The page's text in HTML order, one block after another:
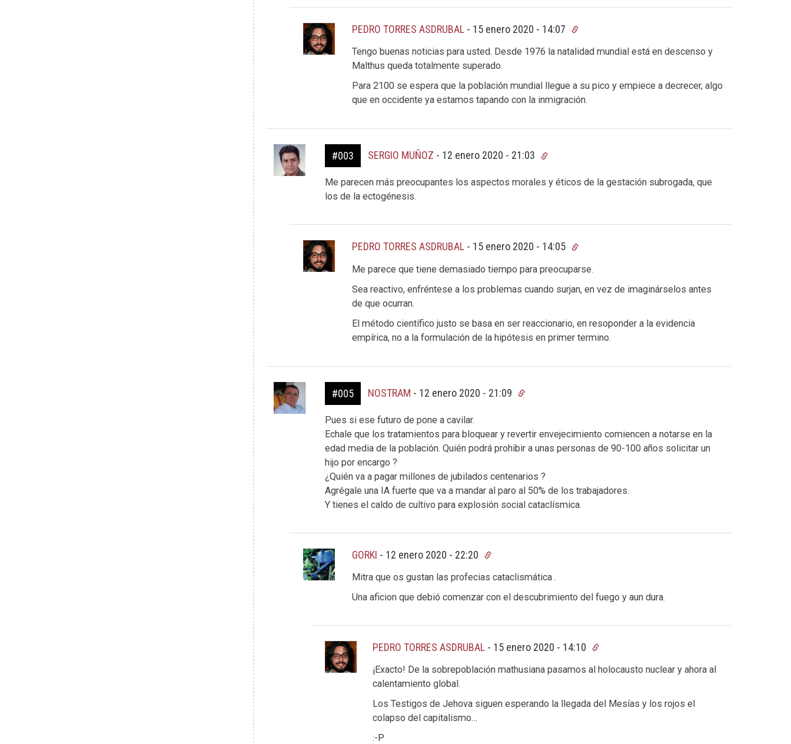
PEDRO TORRES ASDRUBAL - 15 enero 2020 - 14:07
Tengo buenas noticias para usted. Desde 1976 la natalidad mundial está en descenso y
Malthus queda totalmente superado.
Para 2100 se espera que la población mundial llegue a su pico y empiece a decrecer, algo
que en occidente ya estamos tapando con la inmigración.
#003 SERGIO MUÑOZ - 12 enero 2020 - 21:03
Me parecen más preocupantes los aspectos morales y éticos de la gestación subrogada, que
los de la ectogénesis.
PEDRO TORRES ASDRUBAL - 15 enero 2020 - 14:05
Me parece que tiene demasiado tiempo para preocuparse.
Sea reactivo, enfréntese a los problemas cuando surjan, en vez de imaginárselos antes
de que ocurran.
El método científico justo se basa en ser reaccionario, en resoponder a la evidencia
empírica, no a la formulación de la hipótesis en primer termino.
#005 NOSTRAM - 12 enero 2020 - 21:09
Pues si ese futuro de pone a cavilar.
Echale que los tratamientos para bloquear y revertir envejecimiento comiencen a notarse en la
edad media de la población. Quién podrá prohibir a unas personas de 90-100 años solicitar un
hijo por encargo ?
¿Quién va a pagar millones de jubilados centenarios ?
Agrégale una IA fuerte que va a mandar al paro al 50% de los trabajadores.
Y tienes el caldo de cultivo para explosión social cataclísmica.
GORKI - 12 enero 2020 - 22:20
Mitra que os gustan las profecias cataclismática .
Una aficion que debió comenzar con el descubrimiento del fuego y aun dura.
PEDRO TORRES ASDRUBAL - 15 enero 2020 - 14:10
¡Exacto! De la sobrepoblación mathusiana pasamos al holocausto nuclear y ahora al
calentamiento global.
Los Testigos de Jehova siguen esperando la llegada del Mesías y los rojos el
colapso del capitalismo…
:-P